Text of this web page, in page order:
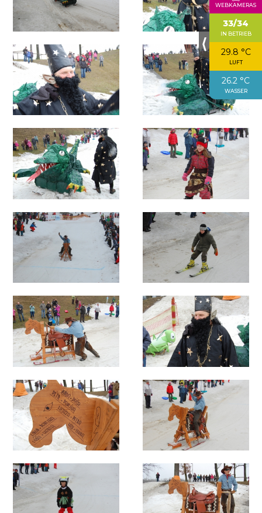
⟨
WEBKAMERAS
33/34
IN BETRIEB
29.8 °C
LUFT
26.2 °C
WASSER